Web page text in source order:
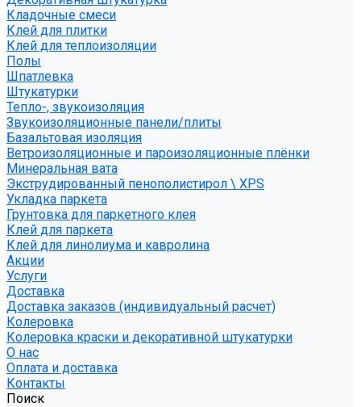
Кладочные смеси
Клей для плитки
Клей для теплоизоляции
Полы
Шпатлевка
Штукатурки
Тепло-, звукоизоляция
Звукоизоляционные панели/плиты
Базальтовая изоляция
Ветроизоляционные и пароизоляционные плёнки
Минеральная вата
Экструдированный пенополистирол \ XPS
Укладка паркета
Грунтовка для паркетного клея
Клей для паркета
Клей для линолиума и кавролина
Акции
Услуги
Доставка
Доставка заказов (индивидуальный расчет)
Колеровка
Колеровка краски и декоративной штукатурки
О нас
Оплата и доставка
Контакты
Поиск